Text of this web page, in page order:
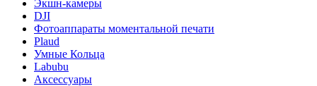
Экшн-камеры
DJI
Фотоаппараты моментальной печати
Plaud
Умные Кольца
Labubu
Аксессуары